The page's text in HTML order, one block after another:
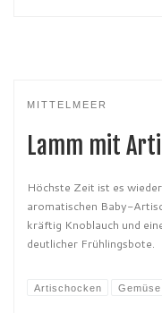
MITTELMEER
Lamm mit
Höchste Zeit ist es
aromatischen Baby-
kräftig Knoblauch und
deutlicher Frühlingsbote.
Artischocken Gemüse